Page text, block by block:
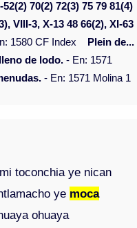
52(2) 70(2) 72(3) 75 79 81(4)
VIII-3, X-13 48 66(2), XI-63
1580 CF Index
Plein de...
lleno de lodo. - En: 1571
- En: 1571 Molina 1
toconchia ye nican
ye moca
ohuaya